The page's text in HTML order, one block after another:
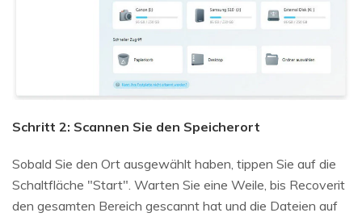
Schritt 2: Scannen Sie den Speicherort
Sobald Sie den Ort ausgewählt haben, tippen Sie auf die
Schaltfläche "Start". Warten Sie eine Weile, bis Recoverit
den gesamten Bereich gescannt hat und die Dateien auf